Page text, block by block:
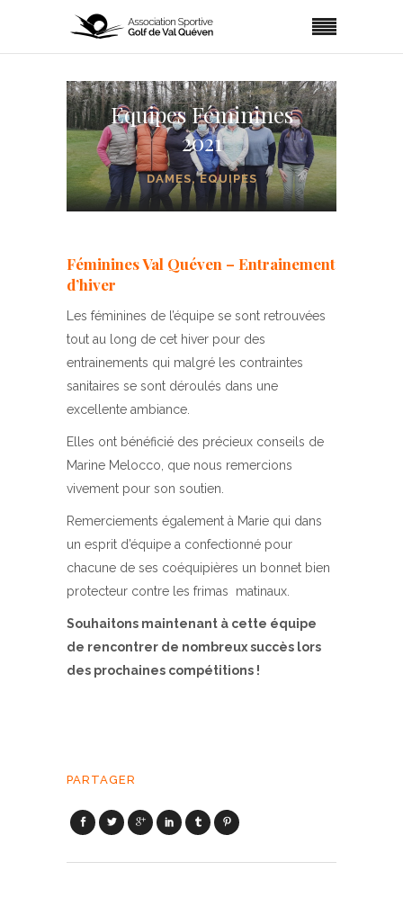
Equipes Féminines
2021
DAMES,EQUIPES
Féminines Val Quéven – Entrainement
d’hiver
Les féminines de l’équipe se sont retrouvées
tout au long de cet hiver pour des
entrainements qui malgré les contraintes
sanitaires se sont déroulés dans une
excellente ambiance.
Elles ont bénéficié des précieux conseils de
Marine Melocco, que nous remercions
vivement pour son soutien.
Remerciements également à Marie qui dans
un esprit d’équipe a confectionné pour
chacune de ses coéquipières un bonnet bien
protecteur contre les frimas matinaux.
Souhaitons maintenant à cette équipe
de rencontrer de nombreux succès lors
des prochaines compétitions !
PARTAGER